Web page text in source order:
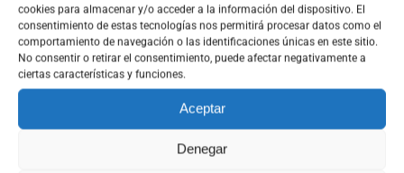
cookies para almacenar y/o acceder a la información del dispositivo. El
consentimiento de estas tecnologías nos permitirá procesar datos como el
comportamiento de navegación o las identificaciones únicas en este sitio.
No consentir o retirar el consentimiento, puede afectar negativamente a
ciertas características y funciones.
Aceptar
Denegar